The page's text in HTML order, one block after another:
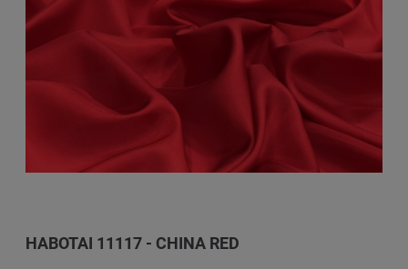
HABOTAI 11117 - CHINA RED